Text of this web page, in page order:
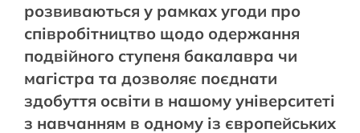
розвиваються у рамках угоди про
співробітництво щодо одержання
подвійного ступеня бакалавра чи
магістра та дозволяє поєднати
здобуття освіти в нашому університеті
з навчанням в одному із європейських